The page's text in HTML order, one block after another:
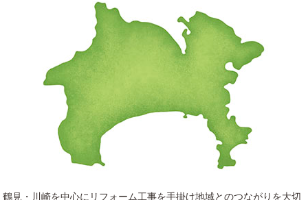
鶴見・川崎を中心にリフォーム工事を手掛け地域とのつながりを大切